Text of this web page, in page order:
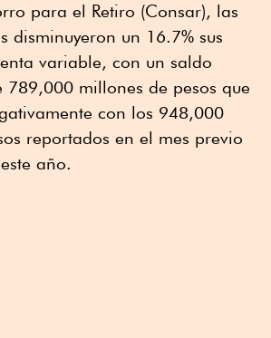
para el Retiro (Consar), las
disminuyeron un 16.7% sus
variable, con un saldo
789,000 millones de pesos que
con los 948,000
reportados en el mes previo
año.